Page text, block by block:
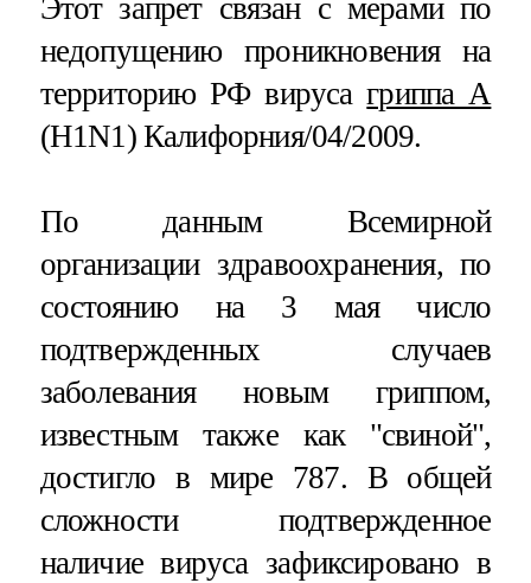
Этот запрет связан с мерами по
недопущению проникновения на
территорию РФ вирусагриппа А
(H1N1) Калифорния/04/2009.
По данным Всемирной
организации здравоохранения, по
состоянию на 3 мая число
подтвержденных случаев
заболевания новым гриппом,
известным также как "свиной",
достигло в мире 787. В общей
сложности подтвержденное
наличие вируса зафиксировано в